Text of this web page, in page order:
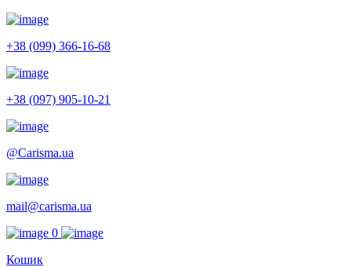
+38 (099) 366-16-68
+38 (097) 905-10-21
@Carisma.ua
mail@carisma.ua
0
Кошик